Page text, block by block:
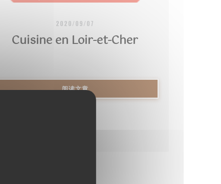
2020/09/07
Cuisine en Loir-et-Cher
阅读文章((在新窗口中打开))